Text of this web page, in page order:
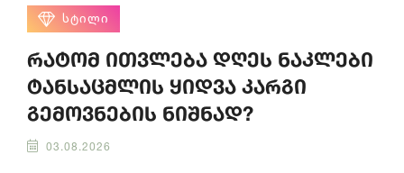
ᲡᲢᲘᲚᲘ
რატომ ითვლება დღეს ნაკლები
ტანსაცმლის ყიდვა კარგი
გემოვნების ნიშნად?
03.08.2026